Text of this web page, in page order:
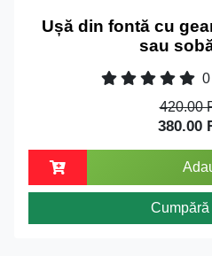
Ușă din fontă cu
sau
0
420.00
380.00
Cumpără